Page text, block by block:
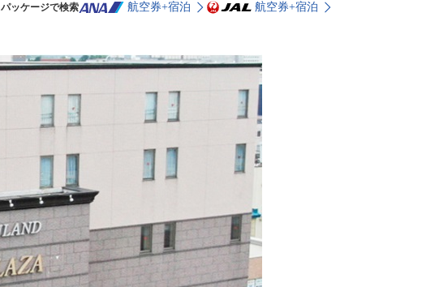
パッケージで検索 航空券+宿泊 航空券+宿泊